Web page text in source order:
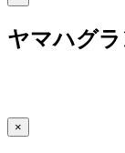
ヤマハグ
×